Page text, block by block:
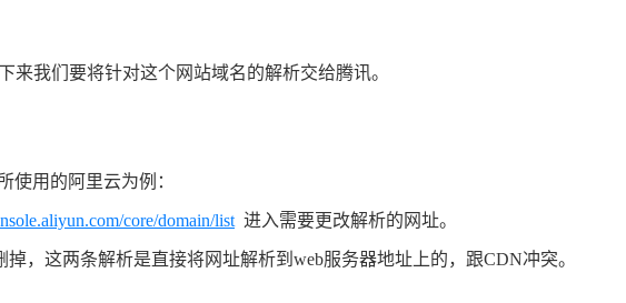
来我们要将针对这个网站域名的解析交给腾讯。
使用的阿里云为例：
core/domain/list 进入需要更改解析的网址。
，这两条解析是直接将网址解析到web服务器地址上的，跟CDN冲突。